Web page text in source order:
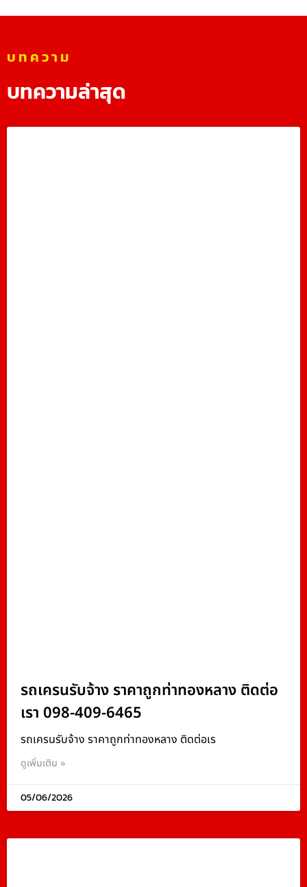
บทความ
บทความล่าสุด
รถเครนรับจ้าง ราคาถูกท่าทองหลาง ติดต่อ
เรา 098-409-6465
รถเครนรับจ้าง ราคาถูกท่าทองหลาง ติดต่อเร
ดูเพิ่มเติม »
05/06/2026